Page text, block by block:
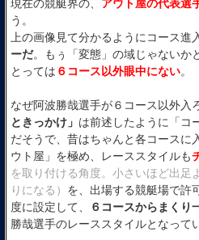
現在の競艇界の、 アウト屋の代表選
う。
上の画像見て分かるようにコース進
ーだ。もぅ「変態」の域じゃないか
とっては ６コース以外眼中にない。
なぜ阿波勝哉選手が６コース以外入
ときっかけ」 は前述したように「コ
だそうで、昔はちゃんと各コースに
ウト屋」を極め、レーススタイルも
を取り付ける角度。小さいほど出足
りになる） を、出場する競艇場で許
度に設定して、
６コースからまくり
勝哉選手のレーススタイルとなって